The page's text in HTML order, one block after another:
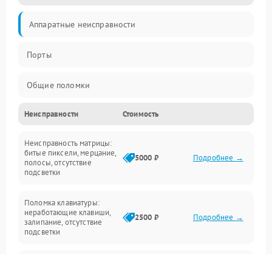
Аппаратные неисправности
Порты
Общие поломки
Устройства
Программные ошибки
Электрические и системные сбои
Интерфейсные проблемы
Батарея
Неисправности Стоимость
Неисправность матрицы:
битые пиксели, мерцание,
полосы, отсутствие
подсветки
5000 ₽ Подробнее →
Поломка клавиатуры:
неработающие клавиши,
залипание, отсутствие
подсветки
2500 ₽ Подробнее →